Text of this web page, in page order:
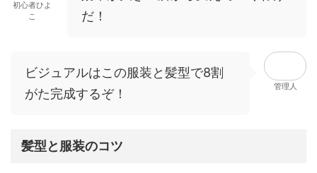
初心者ひよ
こ
だ！
ビジュアルはこの服装と髪型で8割
がた完成するぞ！
管理人
髪型と服装のコツ